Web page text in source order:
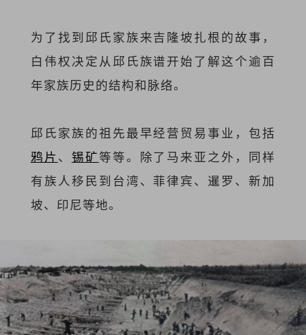
为了找到邱氏家族来吉隆坡扎根的故事，
白伟权决定从邱氏族谱开始了解这个逾百
年家族历史的结构和脉络。
邱氏家族的祖先最早经营贸易事业，包括
鸦片 、 锡矿等等。除了马来亚之外，同样
有族人移民到台湾、菲律宾、暹罗、新加
坡、印尼等地。